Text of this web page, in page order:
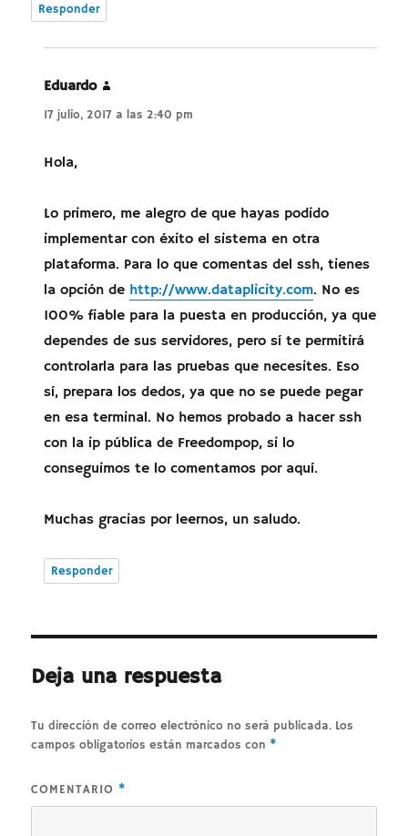
Responder
Eduardo
17 julio, 2017 a las 2:40 pm
Hola,
Lo primero, me alegro de que hayas podido
implementar con éxito el sistema en otra
plataforma. Para lo que comentas del ssh, tienes
la opción de http://www.dataplicity.com. No es
100% fiable para la puesta en producción, ya que
dependes de sus servidores, pero sí te permitirá
controlarla para las pruebas que necesites. Eso
sí, prepara los dedos, ya que no se puede pegar
en esa terminal. No hemos probado a hacer ssh
con la ip pública de Freedompop, si lo
conseguimos te lo comentamos por aquí.
Muchas gracias por leernos, un saludo.
Responder
Deja una respuesta
Tu dirección de correo electrónico no será publicada. Los
campos obligatorios están marcados con *
COMENTARIO *